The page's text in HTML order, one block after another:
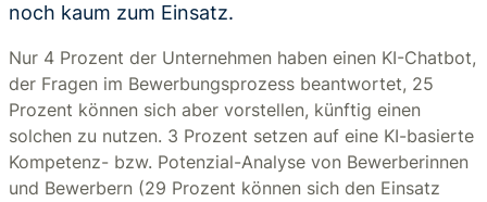
noch kaum zum Einsatz.
Nur 4 Prozent der Unternehmen haben einen KI-Chatbot,
der Fragen im Bewerbungsprozess beantwortet, 25
Prozent können sich aber vorstellen, künftig einen
solchen zu nutzen. 3 Prozent setzen auf eine KI-basierte
Kompetenz- bzw. Potenzial-Analyse von Bewerberinnen
und Bewerbern (29 Prozent können sich den Einsatz